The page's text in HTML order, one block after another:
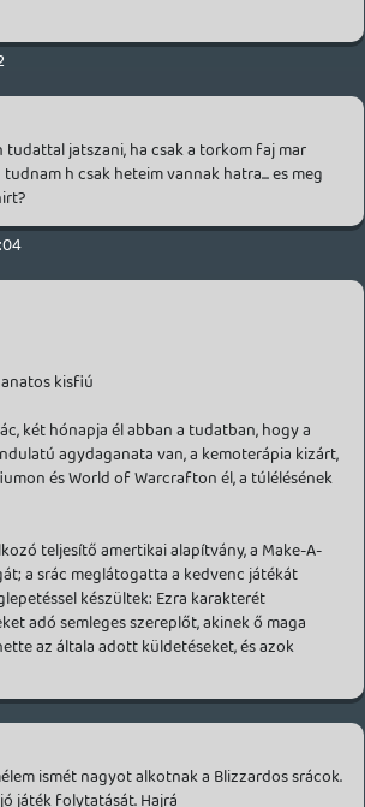
jatszani, ha csak a torkom faj mar
h csak heteim vannak hatra... es meg
kisfiú
két hónapja él abban a tudatban, hogy a
agydaganata van, a kemoterápia kizárt,
és World of Warcrafton él, a túlélésének
teljesítő amertikai alapítvány, a Make-A-
a srác meglátogatta a kedvenc játékát
készültek: Ezra karakterét
adó semleges szereplőt, akinek ő maga
az általa adott küldetéseket, és azok
ismét nagyot alkotnak a Blizzardos srácok.
játék folytatását. Hajrá